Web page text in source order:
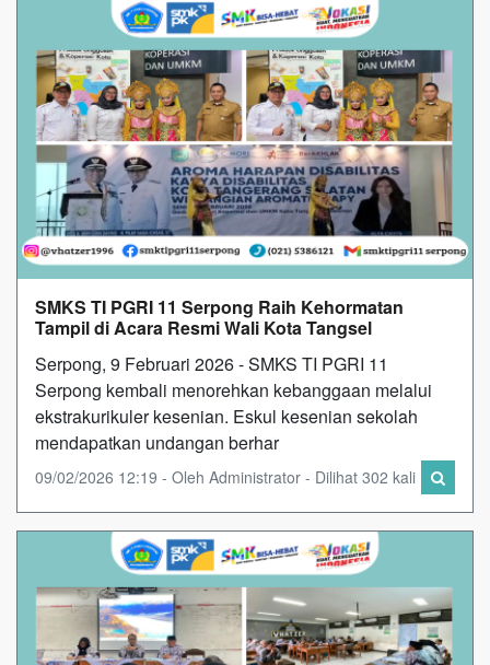
SMKS TI PGRI 11 Serpong Raih Kehormatan
Tampil di Acara Resmi Wali Kota Tangsel
Serpong, 9 Februari 2026 - SMKS TI PGRI 11
Serpong kembali menorehkan kebanggaan melalui
ekstrakurikuler kesenian. Eskul kesenian sekolah
mendapatkan undangan berhar
09/02/2026 12:19 - Oleh Administrator - Dilihat 302 kali